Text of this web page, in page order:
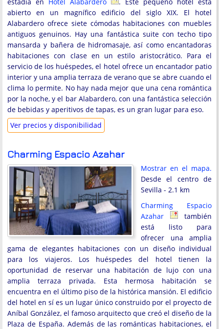
abierto en un magnífico edificio del siglo XIX. El hotel
Alabardero ofrece siete cómodas habitaciones con muebles
antiguos genuinos. Hay una fantástica suite con techo tipo
mansarda y bañera de hidromasaje, así como encantadoras
habitaciones con clase en un estilo aristocrático. Para el
servicio de los huéspedes, el hotel ofrece un encantador patio
interior y una amplia terraza de verano que se abre cuando el
clima lo permite. No hay nada mejor que una cena romántica
por la noche, y el bar Alabardero, con una fantástica selección
de bebidas y aperitivos de tapas, es un gran lugar para eso.
Ver precios y disponibilidad
Charming Espacio Azahar
Mostrar en el mapa.
Desde el centro de
Sevilla - 2.1 km
Charming Espacio
Azahar
también
está listo para
ofrecer una amplia
gama de elegantes habitaciones con un diseño individual
para los viajeros. Los huéspedes del hotel tienen la
oportunidad de reservar una habitación de lujo con una
amplia terraza privada. Esta hermosa habitación se
encuentra en el último piso de la histórica mansión. El edificio
del hotel en sí es un lugar único construido por el proyecto de
Aníbal González, el famoso arquitecto que creó el diseño de la
Plaza de España. Además de las románticas habitaciones, el